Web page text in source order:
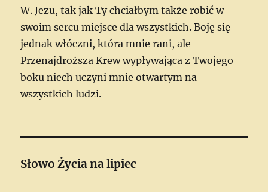
W. Jezu, tak jak Ty chciałbym także robić w
swoim sercu miejsce dla wszystkich. Boję się
jednak włóczni, która mnie rani, ale
Przenajdroższa Krew wypływająca z Twojego
boku niech uczyni mnie otwartym na
wszystkich ludzi.
Słowo Życia na lipiec